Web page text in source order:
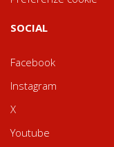
SOCIAL
Facebook
Instagram
X
Youtube